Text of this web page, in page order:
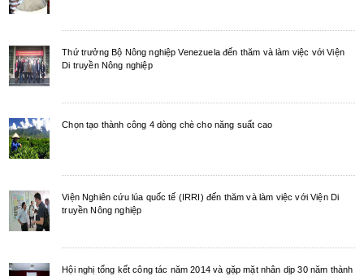
Thứ trưởng Bộ Nông nghiệp Venezuela đến thăm và làm việc với Viện
Di truyền Nông nghiệp
Chọn tạo thành công 4 dòng chè cho năng suất cao
Viện Nghiên cứu lúa quốc tế (IRRI) đến thăm và làm việc với Viện Di
truyền Nông nghiệp
Hội nghị tổng kết công tác năm 2014 và gặp mặt nhân dịp 30 năm thành